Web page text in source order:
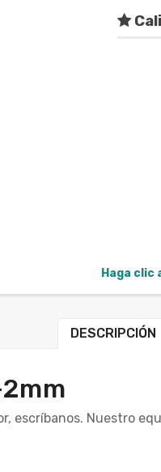
Haga clic
DESCRIPCIÓN
escríbanos. Nuestro